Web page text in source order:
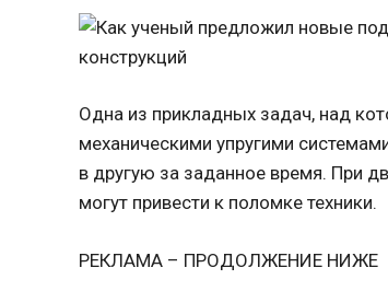
Одна из прикладных задач, над
механическими упругими
в другую за заданное время. При
могут привести к поломке техники.
РЕКЛАМА – ПРОДОЛЖЕНИЕ НИЖЕ